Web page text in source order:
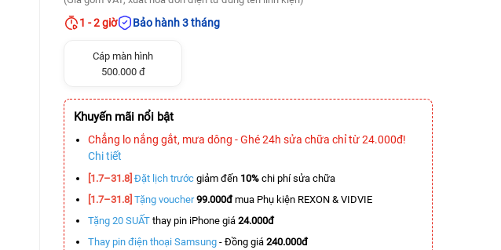
1 - 2 giờ Bảo hành 3 tháng
Cáp màn hình
500.000 đ
Khuyến mãi nổi bật
Chẳng lo nắng gắt, mưa dông - Ghé 24h sửa chữa chỉ từ 24.000đ!
Chi tiết
[1.7–31.8] Đặt lịch trước giảm đến 10% chi phí sửa chữa
[1.7–31.8] Tặng voucher 99.000đmua Phụ kiện REXON & VIDVIE
Tặng 20 SUẤT thay pin iPhone giá 24.000đ
Thay pin điện thoại Samsung - Đồng giá 240.000đ